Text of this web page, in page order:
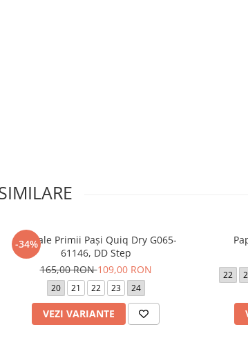
-34%
Sandale Primii Pași Quiq Dry G065-
61146, DD Step
165,00 RON109,00 RON
20 21 22 23 24
VEZI VARIANTE
22